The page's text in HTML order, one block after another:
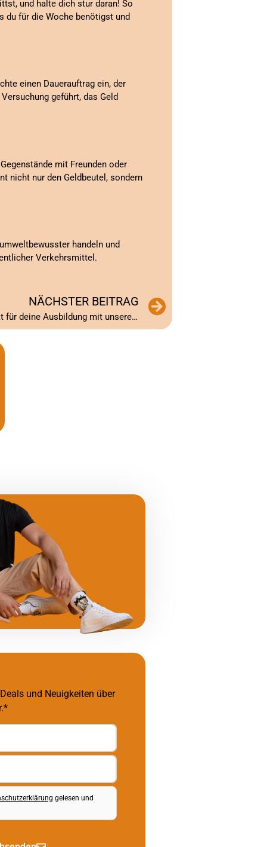
und halte dich stur daran! So
du für die Woche benötigst und
einen Dauerauftrag ein, der
geführt, das Geld
mit Freunden oder
nicht nur den Geldbeutel, sondern
handeln und
Verkehrsmittel.
NÄCHSTER BEITRAG
Finde das passende Finanzprodukt für deine Ausbildung mit unseren Vergleichsrechnern
und Neuigkeiten über
gelesen und